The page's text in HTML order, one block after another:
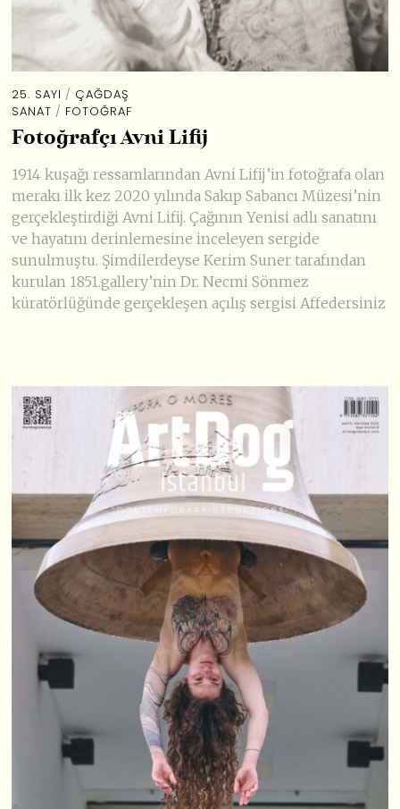
25. SAYI / ÇAĞDAŞ
SANAT / FOTOĞRAF
Fotoğrafçı Avni Lifij
1914 kuşağı ressamlarından Avni Lifij’in fotoğrafa olan
merakı ilk kez 2020 yılında Sakıp Sabancı Müzesi’nin
gerçekleştirdiği Avni Lifij. Çağının Yenisi adlı sanatını
ve hayatını derinlemesine inceleyen sergide
sunulmuştu. Şimdilerdeyse Kerim Suner tarafından
kurulan 1851.gallery’nin Dr. Necmi Sönmez
küratörlüğünde gerçekleşen açılış sergisi Affedersiniz